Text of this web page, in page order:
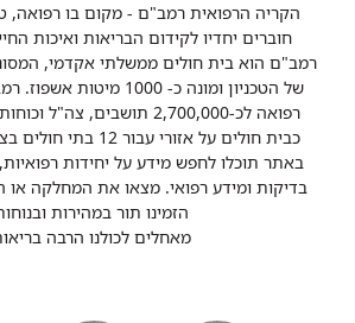
הקריה הרפואית רמב"ם - מקום בו רפואה,
חוברים יחדיו לקידום הבריאות ואיכות
רמב"ם הוא בית חולים ממשלתי אקדמי,
של הטכניון ומונה כ- 1000
רפואה לכ-2,700,000 תושבים,
כבית חולים על אזורי עבור 12 בתי חולים בצפון מדינת ישראל.
באתר תוכלו לחפש מידע על יחידות
בדיקות ומידע רפואי. מצאו את המחלקה
הזמינו תור במהירות
מאחלים לכולנו הרבה